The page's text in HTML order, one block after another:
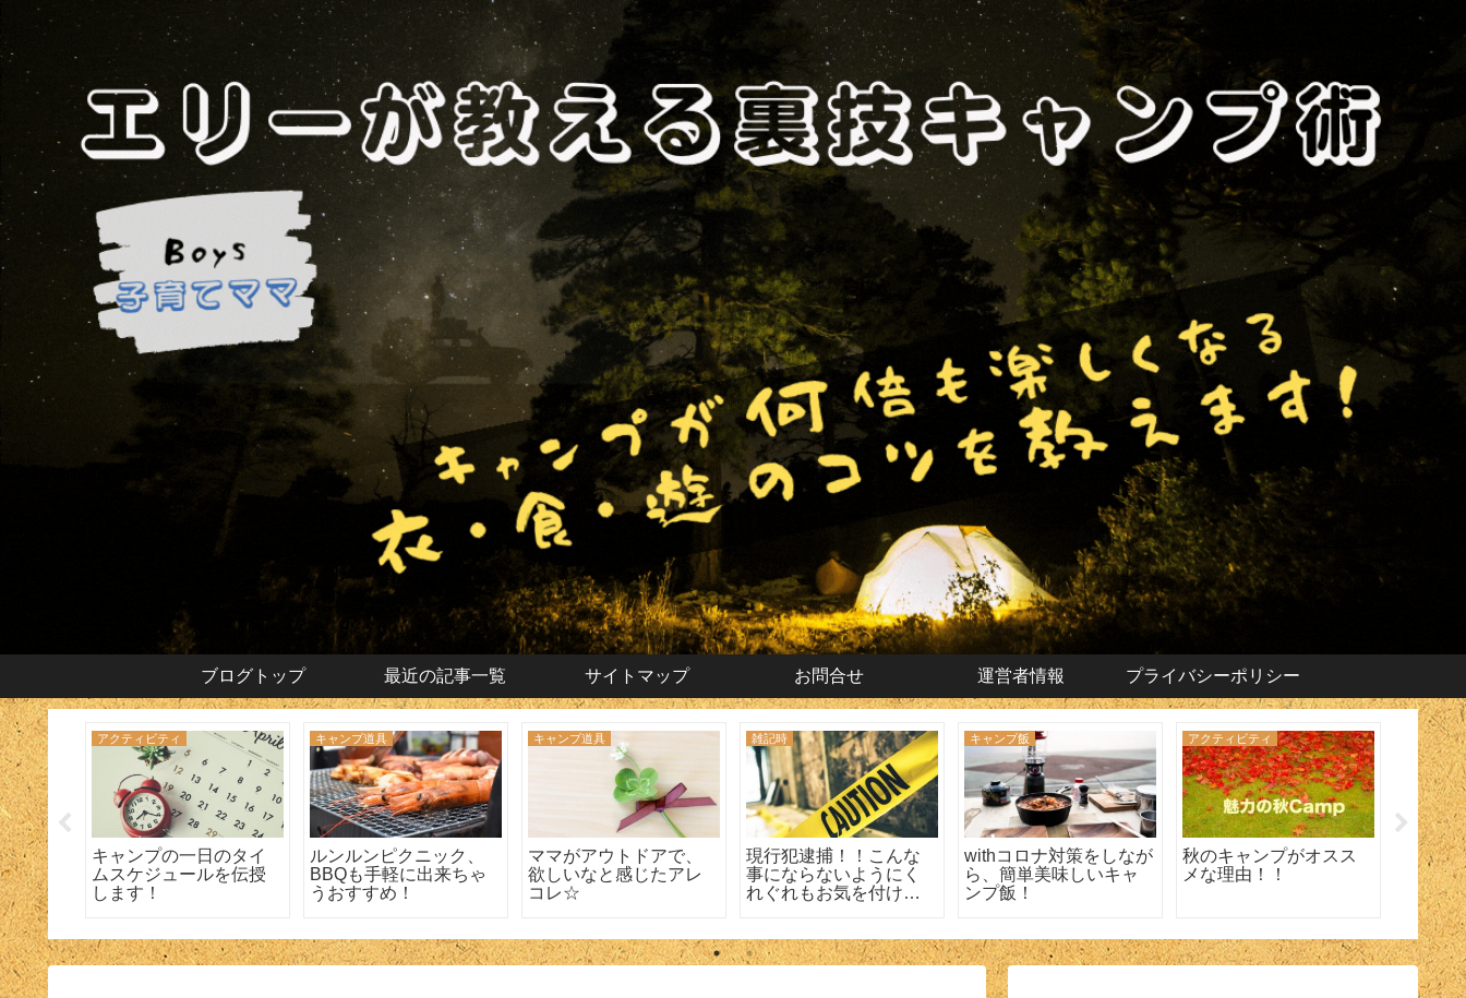
ブログトップ 最近の記事一覧 サイトマップ お問合せ 運営者情報 プライバシーポリシー
ツー
すす
アクティビティ
キャンプの一日のタイ
ムスケジュールを伝授
します！
キャンプ道具
ルンルンピクニック、
BBQも手軽に出来ちゃ
うおすすめ！
キャンプ道具
ママがアウトドアで、
欲しいなと感じたアレ
コレ☆
雑記時
現行犯逮捕！！こんな
事にならないようにく
れぐれもお気を付け
キャンプ飯
withコロナ対策をしなが
ら、簡単美味しいキャ
ンプ飯！
アクティビティ
秋のキャンプがオスス
メな理由！！
キャンプ場
雨でも
く過ご
の選び